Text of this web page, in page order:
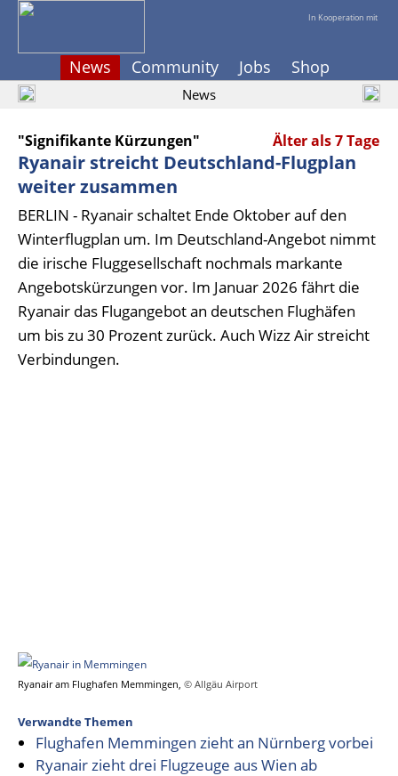
In Kooperation mit
News Community Jobs Shop
News
"Signifikante Kürzungen" Älter als 7 Tage
Ryanair streicht Deutschland-Flugplan
weiter zusammen
BERLIN - Ryanair schaltet Ende Oktober auf den
Winterflugplan um. Im Deutschland-Angebot nimmt
die irische Fluggesellschaft nochmals markante
Angebotskürzungen vor. Im Januar 2026 fährt die
Ryanair das Flugangebot an deutschen Flughäfen
um bis zu 30 Prozent zurück. Auch Wizz Air streicht
Verbindungen.
Ryanair am Flughafen Memmingen, © Allgäu Airport
Verwandte Themen
Flughafen Memmingen zieht an Nürnberg vorbei
Ryanair zieht drei Flugzeuge aus Wien ab